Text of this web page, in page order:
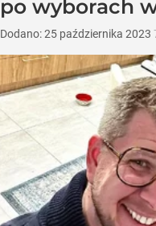
po wyborach
Dodano:25 października 2023